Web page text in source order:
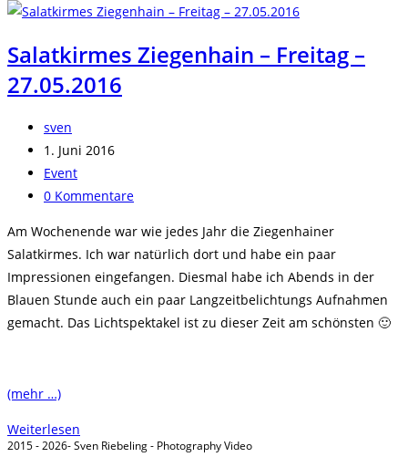
Ziegenhain
Samstag
–
28.05.2016
Salatkirmes Ziegenhain – Freitag –
27.05.2016
Beitrags-
Autor:
sven
Beitrag
veröffentlicht:
1. Juni 2016
Beitrags-
Kategorie:
Event
Beitrags-
0 Kommentare
Am Wochenende war wie jedes Jahr die Ziegenhainer
Salatkirmes. Ich war natürlich dort und habe ein paar
Impressionen eingefangen. Diesmal habe ich Abends in der
Blauen Stunde auch ein paar Langzeitbelichtungs Aufnahmen
gemacht. Das Lichtspektakel ist zu dieser Zeit am schönsten 🙂
(mehr …)
Weiterlesen
Ziegenhain
2015 - 2026- Sven Riebeling - Photography Video